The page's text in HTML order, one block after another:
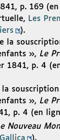
p. 169
Les
).
la
», Le
1841, p. 4
», Le
p. 4 (en
Nouveau
Gallica
).